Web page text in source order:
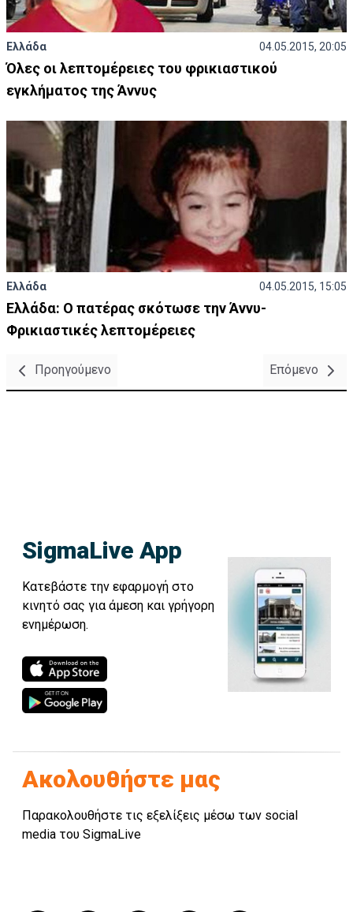
Ελλάδα 04.05.2015, 20:05
Όλες οι λεπτομέρειες του φρικιαστικού
εγκλήματος της Άννυς
Ελλάδα 04.05.2015, 15:05
Ελλάδα: Ο πατέρας σκότωσε την Άννυ-
Φρικιαστικές λεπτομέρειες
Προηγούμενο Επόμενο
SigmaLive App
Κατεβάστε την εφαρμογή στο
κινητό σας για άμεση και γρήγορη
ενημέρωση.
Ακολουθήστε μας
Παρακολουθήστε τις εξελίξεις μέσω των social
media του SigmaLive